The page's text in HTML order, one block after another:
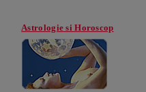
Astrologie si Horoscop